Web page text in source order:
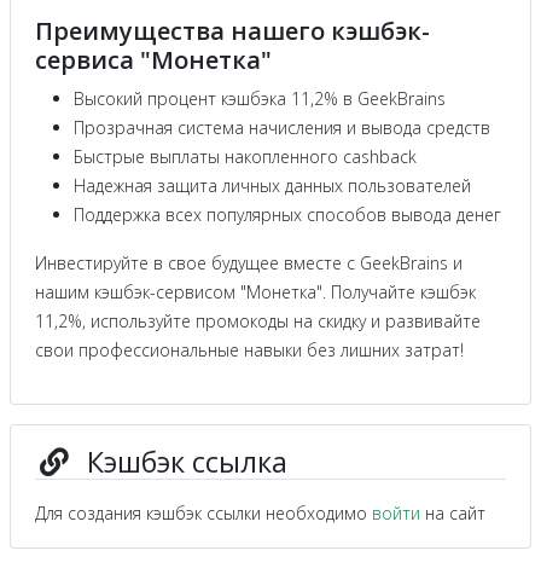
Преимущества нашего кэшбэк-
сервиса "Монетка"
Высокий процент кэшбэка 11,2% в GeekBrains
Прозрачная система начисления и вывода средств
Быстрые выплаты накопленного cashback
Надежная защита личных данных пользователей
Поддержка всех популярных способов вывода денег
Инвестируйте в свое будущее вместе с GeekBrains и
нашим кэшбэк-сервисом "Монетка". Получайте кэшбэк
11,2%, используйте промокоды на скидку и развивайте
свои профессиональные навыки без лишних затрат!
Кэшбэк ссылка
Для создания кэшбэк ссылки необходимо войти на сайт